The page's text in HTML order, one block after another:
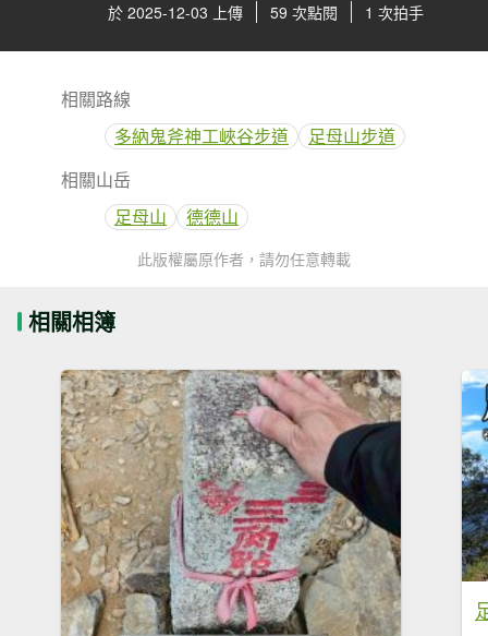
於 2025-12-03 上傳 59 次點閱 1 次拍手
相關路線
多納鬼斧神工峽谷步道
足母山步道
相關山岳
足母山
德德山
此版權屬原作者，請勿任意轉載
相關相簿